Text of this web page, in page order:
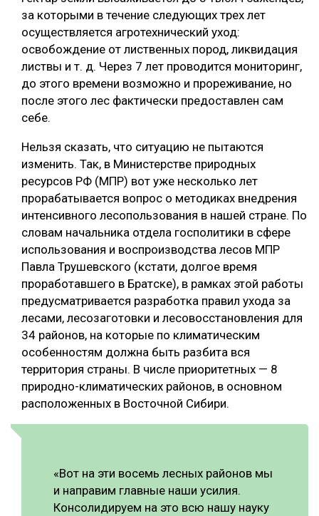
за которыми в течение следующих трех лет
осуществляется агротехнический уход:
освобождение от лиственных пород, ликвидация
листвы и т. д. Через 7 лет проводится мониторинг,
до этого времени возможно и прореживание, но
после этого лес фактически предоставлен сам
себе.
Нельзя сказать, что ситуацию не пытаются
изменить. Так, в Министерстве природных
ресурсов РФ (МПР) вот уже несколько лет
прорабатывается вопрос о методиках внедрения
интенсивного лесопользования в нашей стране. По
словам начальника отдела госполитики в сфере
использования и воспроизводства лесов МПР
Павла Трушевского (кстати, долгое время
проработавшего в Братcке), в рамках этой работы
предусматривается разработка правил ухода за
лесами, лесозаготовки и лесовосстановления для
34 районов, на которые по климатическим
особенностям должна быть разбита вся
территория страны. В числе приоритетных — 8
природно-климатических районов, в основном
расположенных в Восточной Сибири.
«Вот на эти восемь лесных районов мы
и направим главные наши усилия.
Консолидируем на это всю нашу науку